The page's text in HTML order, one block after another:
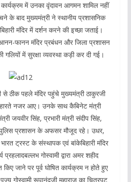
कार्यक्रम में उनका वृंदावन आगमन शामिल नहीं
के बाद मुख्यमंत्री ने स्थानीय प्रशासनिक
मंदिर में दर्शन करने की इच्छा जताई।
आनन-फानन मंदिर प्रबंधन और जिला प्रशासन
गलियों में सुरक्षा व्यवस्था कड़ी कर दी गई।
ठीक पहले मंदिर पहुंचे मुख्यमंत्री ठाकुरजी
नजर आए। उनके साथ कैबिनेट मंत्री
जयवीर सिंह, प्रभारी मंत्री संदीप सिंह,
पुलिस प्रशासन के अफसर मौजूद रहे। उधर,
ट्रस्ट के संस्थापक एवं बांकेबिहारी मंदिर
गोस्वामी द्वारा अमर शहीद
जाने पर पूर्व घोषित कार्यक्रम न होते हुए
गोस्वामी रूपानंदजी महाराज का चित्रपट